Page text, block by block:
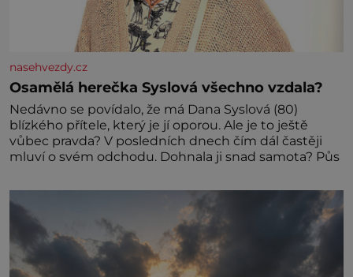
nasehvezdy.cz
Osamělá herečka Syslová všechno vzdala?
Nedávno se povídalo, že má Dana Syslová (80)
blízkého přítele, který je jí oporou. Ale je to ještě
vůbec pravda? V posledních dnech čím dál častěji
mluví o svém odchodu. Dohnala ji snad samota? Půs